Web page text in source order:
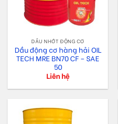
DẦU NHỚT ĐỘNG CƠ
Dầu động cơ hàng hải OIL
TECH MRE BN70 CF – SAE
50
Liên hệ